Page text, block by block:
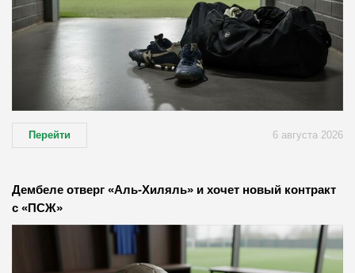
Перейти 6 августа 2026
Дембеле отверг «Аль-Хиляль» и хочет новый контракт
с «ПСЖ»